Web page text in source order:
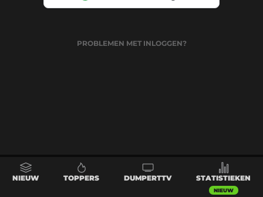
PROBLEMEN MET INLOGGEN?
NIEUW TOPPERS DUMPERTTV STATISTIEKEN
NIEUW